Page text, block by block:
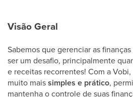
Visão Geral
Sabemos que gerenciar as
ser um desafio, principalmente
e receitas recorrentes! Com a
muito maissimples e prático,
mantenha o controle de suas